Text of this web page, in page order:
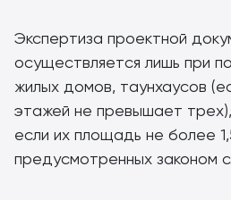
Экспертиза проектной
осуществляется лишь при
жилых домов, таунхаусов
этажей не превышает
если их площадь не более
предусмотренных законом